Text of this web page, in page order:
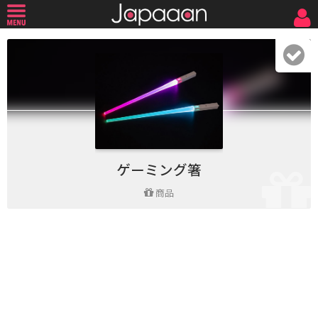
ゲーミング箸
商品